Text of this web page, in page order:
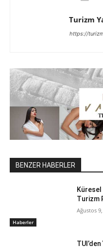
Turizm
https://
BENZER HABERLER
Haberler
Küresel
Turizm
Ağustos